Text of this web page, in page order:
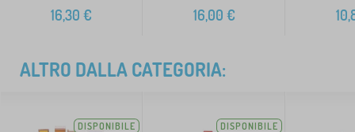
16,30 € 16,00 €
ALTRO DALLA CATEGORIA:
DISPONIBILE DISPONIBILE